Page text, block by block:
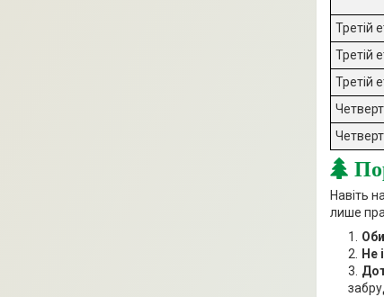
Третій
Третій
Третій
Навіть
лише
Не